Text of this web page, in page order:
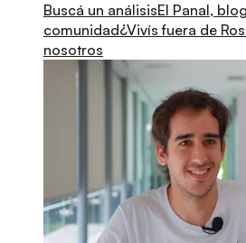
Buscá un análisisEl Panal,
comunidad¿Vivís fuera de
nosotros